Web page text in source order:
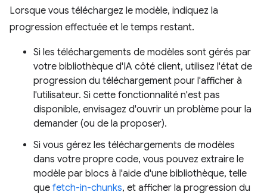
Lorsque vous téléchargez le modèle, indiquez la
progression effectuée et le temps restant.
Si les téléchargements de modèles sont gérés par
votre bibliothèque d'IA côté client, utilisez l'état de
progression du téléchargement pour l'afficher à
l'utilisateur. Si cette fonctionnalité n'est pas
disponible, envisagez d'ouvrir un problème pour la
demander (ou de la proposer).
Si vous gérez les téléchargements de modèles
dans votre propre code, vous pouvez extraire le
modèle par blocs à l'aide d'une bibliothèque, telle
que fetch-in-chunks, et afficher la progression du